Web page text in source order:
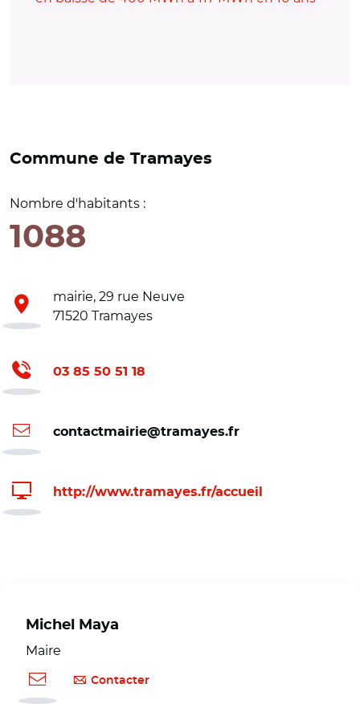
Commune de Tramayes
Nombre d'habitants :
1088
mairie, 29 rue Neuve
71520 Tramayes
03 85 50 51 18
contactmairie@tramayes.fr
http://www.tramayes.fr/accueil
Michel Maya
Maire
Contacter